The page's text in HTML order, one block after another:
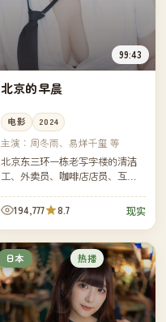
99:43
北京的早晨
电影 2024
主演： 周冬雨、易烊千玺 等
北京东三环一栋老写字楼的清洁
工、外卖员、咖啡店店员、互联
擦肩而过。镜头跟着早高峰一路
向北，拼出今天北京最真实的二
十四...
194,777 8.7 现实
日本 热播